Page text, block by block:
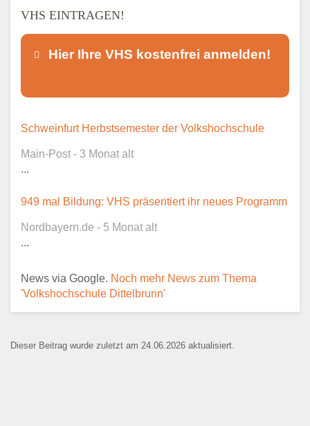
VHS EINTRAGEN!
Hier Ihre VHS kostenfrei anmelden!
Dieser Teil dient lediglich zur
öffentlich sichtbar.
Ansprechpartner
E-Mail*
Schweinfurt Herbstsemester der Volkshochschule
Main-Post - 3 Monat alt
...
949 mal Bildung: VHS präsentiert ihr neues Programm
Nordbayern.de - 5 Monat alt
...
News via Google. Noch mehr News zum Thema
'Volkshochschule Dittelbrunn'
Dieser Beitrag wurde zuletzt am 24.06.2026 aktualisiert.